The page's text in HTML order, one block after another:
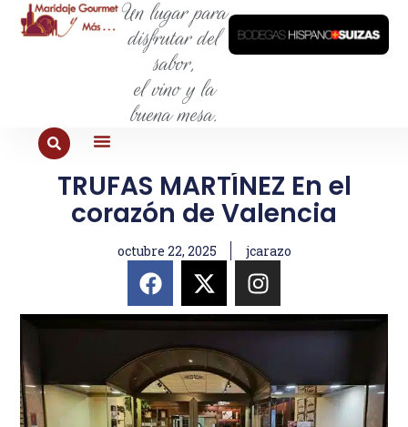
Un lugar para
disfrutar del
sabor,
el vino y la
buena mesa.
TRUFAS MARTÍNEZ En el
corazón de Valencia
octubre 22, 2025 jcarazo